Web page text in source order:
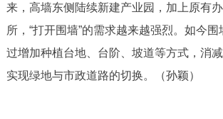
DEUTSCH FRANÇAIS
ESPAÑOL العربية
来，高墙东侧陆续新建产业园，加上原有
所，“打开围墙”的需求越来越强烈。如今
过增加种植台地、台阶、坡道等方式，消
实现绿地与市政道路的切换。（孙颖）